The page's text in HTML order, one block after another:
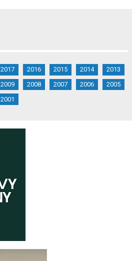
2017 2016 2015 2014
2013
2009 2008 2007 2006
2005
2001